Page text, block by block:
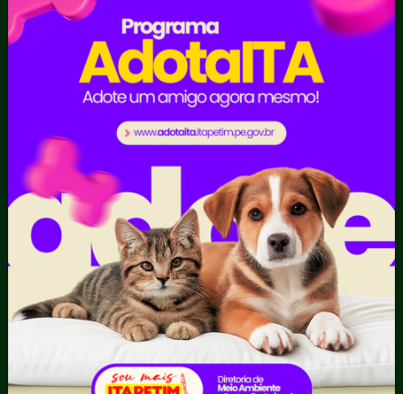
Estrutura
Organizacional
LGPD e Governo
Contratos
Obras Públicas
Planejamento e
Prestação de Contas
Receitas
Recursos Humanos
pedido
Ouvidoria
Acompanhar uma
Competências da Ouvidoria
Portal Transporte
Escolar
Contratos
Contratos Administrativos
Despesas